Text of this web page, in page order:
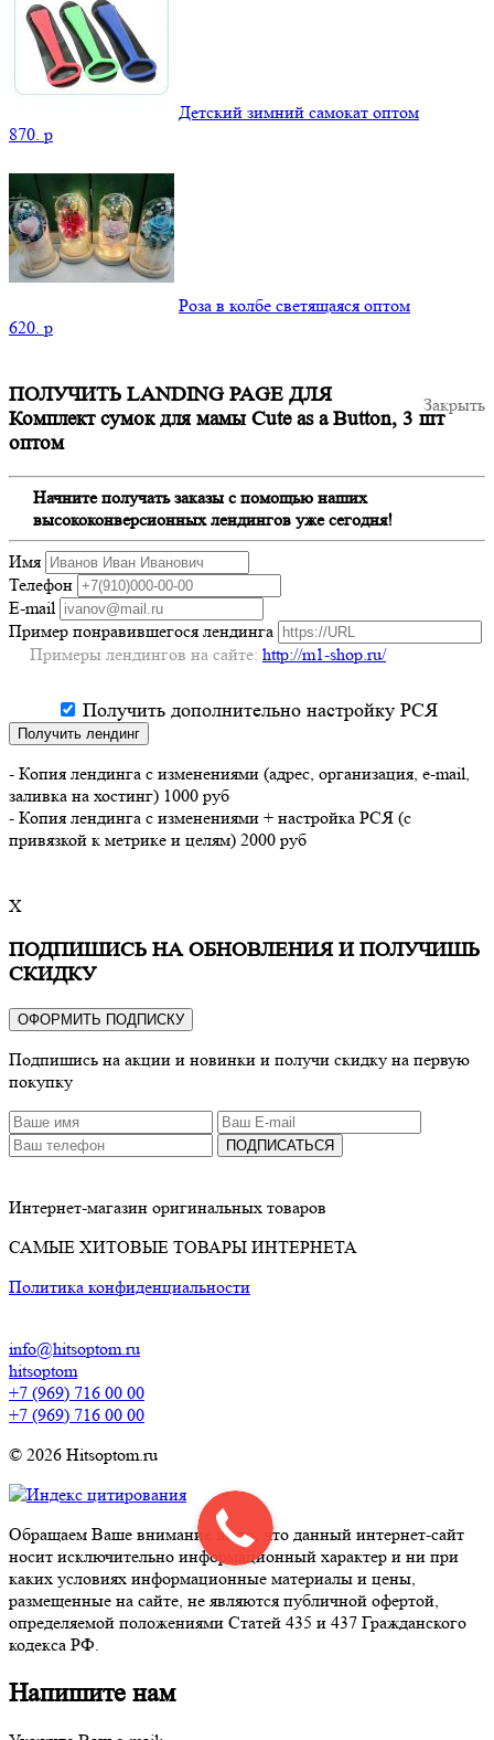
Детский зимний самокат оптом
870. p
Роза в колбе светящаяся оптом
620. p
Закрыть
ПОЛУЧИТЬ LANDING PAGE ДЛЯ
Комплект сумок для мамы Cute as a Button, 3 шт
оптом
Начните получать заказы с помощью наших
высококонверсионных лендингов уже сегодня!
Имя
Телефон
E-mail
Пример понравившегося лендинга
Примеры лендингов на сайте: http://m1-shop.ru/
Получить дополнительно настройку РСЯ
Получить лендинг
- Копия лендинга с изменениями (адрес, организация, e-mail,
заливка на хостинг) 1000 руб
- Копия лендинга с изменениями + настройка РСЯ (с
привязкой к метрике и целям) 2000 руб
X
ПОДПИШИСЬ НА ОБНОВЛЕНИЯ И ПОЛУЧИШЬ
СКИДКУ
ОФОРМИТЬ ПОДПИСКУ
Подпишись на акции и новинки и получи скидку на первую
покупку
ПОДПИСАТЬСЯ
Интернет-магазин оригинальных товаров
САМЫЕ ХИТОВЫЕ ТОВАРЫ ИНТЕРНЕТА
Политика конфиденциальности
info@hitsoptom.ru
hitsoptom
+7 (969) 716 00 00
+7 (969) 716 00 00
© 2026 Hitsoptom.ru
Обращаем Ваше внимание на то, что данный интернет-сайт
носит исключительно информационный характер и ни при
каких условиях информационные материалы и цены,
размещенные на сайте, не являются публичной офертой,
определяемой положениями Статей 435 и 437 Гражданского
кодекса РФ.
Напишите нам